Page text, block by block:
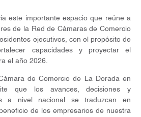
este importante espacio que reúne a
de la Red de Cámaras de Comercio
ejecutivos, con el propósito de
capacidades y proyectar el
el año 2026.
de Comercio de La Dorada en
que los avances, decisiones y
a nivel nacional se traduzcan en
de los empresarios de nuestra